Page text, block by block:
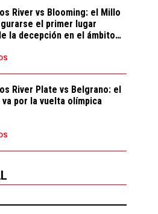
River vs Blooming: el Millo
el primer lugar
la decepción en el ámbito
River Plate vs Belgrano: el
por la vuelta olímpica